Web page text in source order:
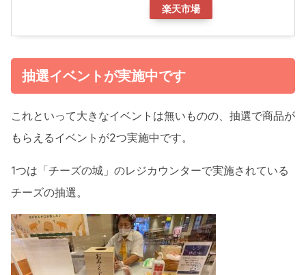
楽天市場
抽選イベントが実施中です
これといって大きなイベントは無いものの、抽選で商品が
もらえるイベントが2つ実施中です。
1つは「チーズの城」のレジカウンターで実施されている
チーズの抽選。